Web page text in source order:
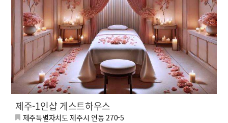
제주-1인샵 게스트하우스
제주특별자치도 제주시 연동 270-5